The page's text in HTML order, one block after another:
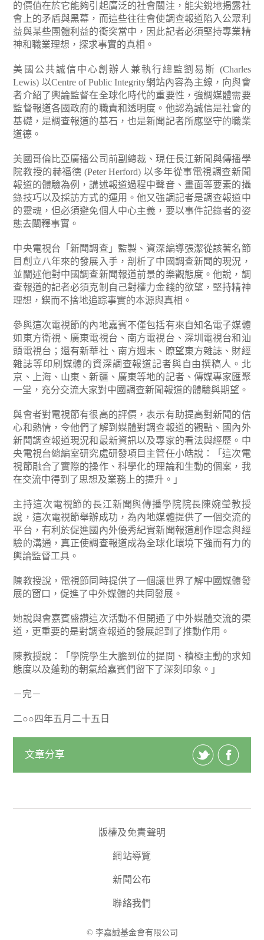
的價值在於它能夠引起廣泛的社會關注，能尖銳地揭露社
會上的矛盾與黑幕，而這些往往會使調查報道陷入公眾利
益與某些團體利益的衝突當中，因此記者必須堅持專業精
神和職業理想，探求事實的真相。
美國公共誠信中心創辦人兼執行總監劉易斯 (Charles
Lewis) 以Centre of Public Integrity網站內容為主線，向與會
者介紹了輿論監督在全球化時代的重要性，強調媒體需要
監督報道各國政府的職責和透明度。他認為誠信是社會的
基礎，是調查報道的基石，也是新聞記者所應堅守的職業
道德。
美國哥倫比亞廣播公司前副總裁、現任長江新聞與傳播學
院教授的赫福德 (Peter Herford) 以多年從事電視調查新聞
報道的體驗為例，講述報道過程中聲音、畫面等要素的攝
錄技巧以及採訪方式的運用。他又強調記者是調查報道中
的靈魂，但必須避免個人中心主義，要以事件記錄者的姿
態去闡釋事實。
中央電視台「新聞調查」監製、資深編導張潔從該著名節
目創立八年來的發展入手，剖析了中國調查新聞的現況，
並闡述他對中國調查新聞報道前景的樂觀態度。他說，調
查報道的記者必須克制自己對權力金錢的欲望，堅持精神
理想，鍥而不捨地追踪事實的本源與真相。
參與這次電視節的內地嘉賓不僅包括有來自知名電子媒體
如東方衛視、廣東電視台、南方電視台、深圳電視台和汕
頭電視台；還有新華社、南方週末、瞭望東方雜誌、財經
雜誌等印刷媒體的資深調查報道記者與自由撰稿人。北
京、上海、山東、新疆、廣東等地的記者、傳媒專家匯聚
一堂，充分交流大家對中國調查新聞報道的體驗與期望。
與會者對電視節有很高的評價，表示有助提高對新聞的信
心和熱情，令他們了解到媒體對調查報道的觀點、國內外
新聞調查報道現況和最新資訊以及專家的看法與經歷。中
央電視台總編室研究處研發項目主管任小皓說：「這次電
視節融合了實際的操作、科學化的理論和生動的個案，我
在交流中得到了思想及業務上的提升。」
主持這次電視節的長江新聞與傳播學院院長陳婉瑩教授
說，這次電視節舉辦成功，為內地媒體提供了一個交流的
平台，有利於促進國內外優秀紀實新聞報道創作理念與經
驗的溝通，真正使調查報道成為全球化環境下強而有力的
輿論監督工具。
陳教授說，電視節同時提供了一個讓世界了解中國媒體發
展的窗口，促進了中外媒體的共同發展。
她說與會嘉賓盛讚這次活動不但開通了中外媒體交流的渠
道，更重要的是對調查報道的發展起到了推動作用。
陳教授說：「學院學生大膽到位的提問、積極主動的求知
態度以及蓬勃的朝氣給嘉賓們留下了深刻印象。」
－完－
二○○四年五月二十五日
文章分享
版權及免責聲明
網站導覽
新聞公布
聯絡我們
© 李嘉誠基金會有限公司